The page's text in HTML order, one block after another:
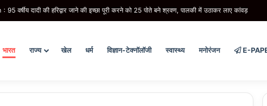
वर्षीय दादी की हरिद्वार जाने की इच्छा पूरी करने को 25 पोते बने श्रवण, पालकी में उठाकर लाए कांवड़
भारत राज्य खेल धर्म विज्ञान-टेक्नॉलॉजी स्वास्थ्य मनोरंजन E-